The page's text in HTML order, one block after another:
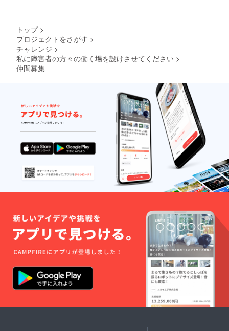
トップ >
プロジェクトをさがす >
チャレンジ >
私に障害者の方々の働く場を設けさせてください >
仲間募集